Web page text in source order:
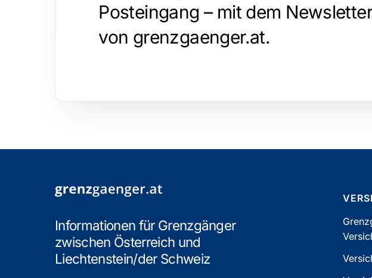
Posteingang – mit dem
von grenzgaenger.at.
Informationen für Grenzgänger
zwischen Österreich und
Liechtenstein/der Schweiz